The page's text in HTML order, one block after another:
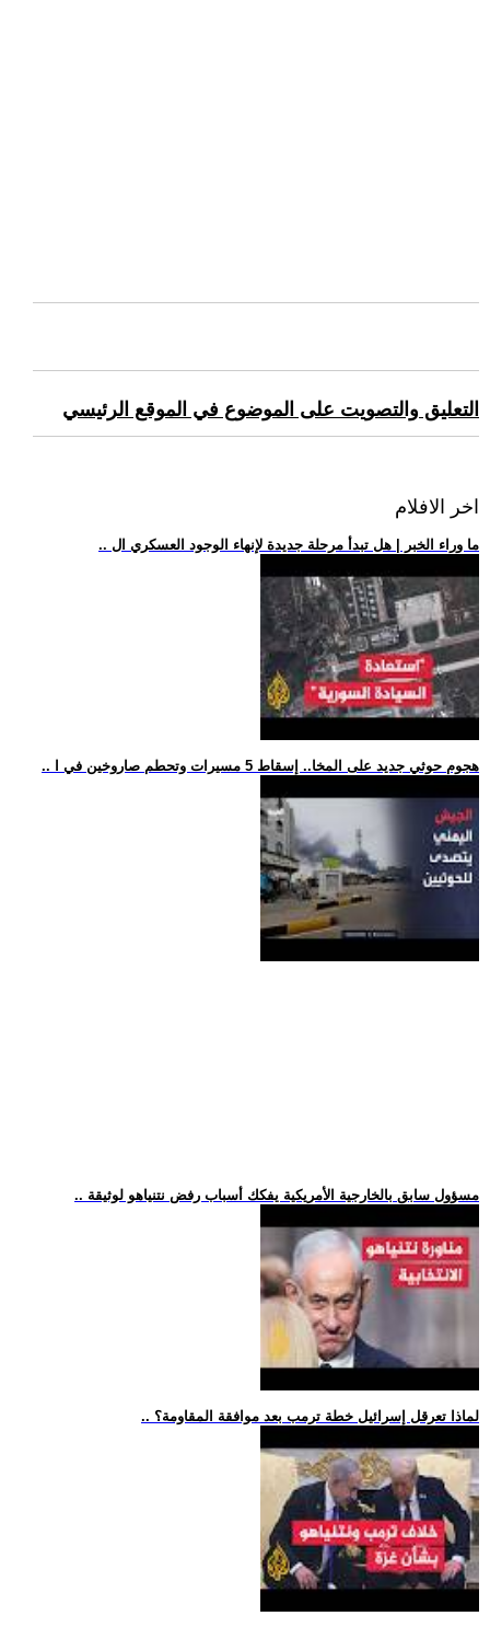
التعليق والتصويت على الموضوع في الموقع الرئيسي
اخر الافلام
.. ما وراء الخبر | هل تبدأ مرحلة جديدة لإنهاء الوجود العسكري ال
.. هجوم حوثي جديد على المخا.. إسقاط 5 مسيرات وتحطم صاروخين في ا
.. مسؤول سابق بالخارجية الأمريكية يفكك أسباب رفض نتنياهو لوثيقة
.. لماذا تعرقل إسرائيل خطة ترمب بعد موافقة المقاومة؟